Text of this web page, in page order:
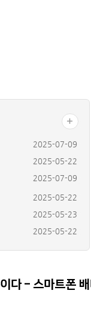
2025-05-22
2025-05-23
2025-05-22
2025-07-09
2025-07-09
2025-05-22
2025-07-09
다 – 스마트폰